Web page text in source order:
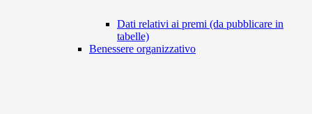
Dati relativi ai premi (da pubblicare in
tabelle)
Benessere organizzativo